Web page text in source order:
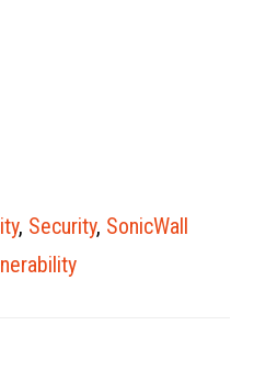
, Security, SonicWall